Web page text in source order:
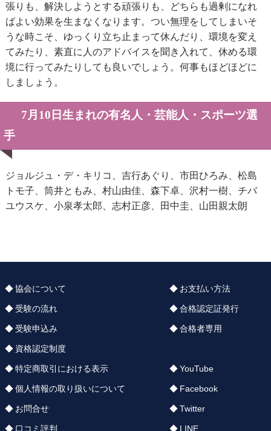
張りも、解決しようとする頑張りも、どちらも過剰になれ
ばよい効果を生まなくなります。つい無理をしてしまいそ
うな時こそ、ゆっくり立ち止まって休んだり、環境を変え
てみたり、素直に人のアドバイスを聞き入れて、休める環
境に行ってみたりしても良いでしょう。何事もほどほどに
しましょう。
7月10日生まれの有名人・芸能人・スポーツ選
手
ジョルジュ・デ・キリコ、吉行あぐり、市田ひろみ、松島
トモ子、筒井ともみ、村山由佳、森下卓、沢村一樹、チバ
ユウスケ、小泉孝太郎、志村正彦、田中圭、山田親太朗
協会について
受験の流れ
受験申込み
資格認定制度
お支払い方法
合格認定証発行
合格者専用
特定商取引における表示
個人情報の取り扱いについて
お問合せ
口コミ評判
YouTube
Facebook
Twitter
LINE